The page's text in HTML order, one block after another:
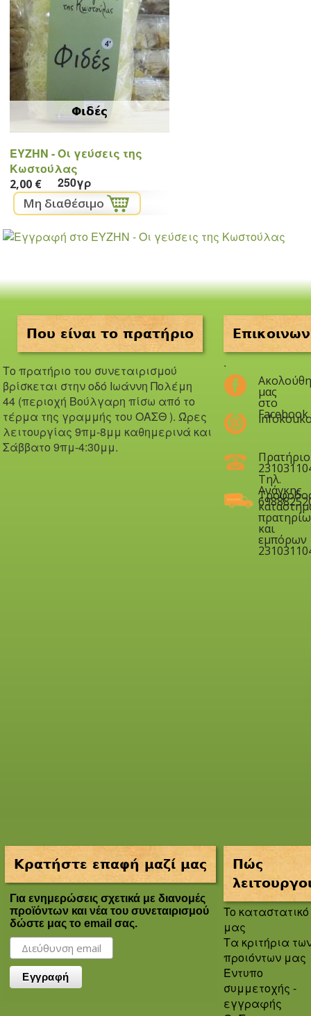
Φιδές
ΕYZHN - Oι γεύσεις της
Κωστούλας
2,00 € 250γρ
Που είναι το πρατήριο
Το πρατήριο του συνεταιρισμού
βρίσκεται στην οδό Iωάννη Πολέμη
44 (περιοχή Βούλγαρη πίσω από το
τέρμα της γραμμής του ΟΑΣΘ ). Ώρες
λειτουργίας 9πμ-8μμ καθημερινά και
Σάββατο 9πμ-4:30μμ.
.
μας
στο
Facebook
Πρατήριο
Τηλ.
Ανάγκης
και
εμπόρων
Κρατήστε επαφή μαζί μας
Για ενημερώσεις σχετικά με διανομές
προϊόντων και νέα του συνεταιρισμού
δώστε μας το email σας.
Πώς
To καταστατικό
μας
Τα κριτήρια
προιόντων μας
Έντυπο
συμμετοχής -
εγγραφής